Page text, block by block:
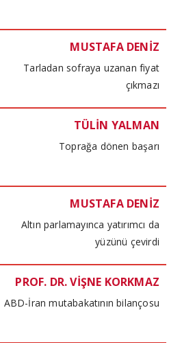
MUSTAFA DENİZ
Tarladan sofraya uzanan fiyat
çıkmazı
TÜLİN YALMAN
Toprağa dönen başarı
MUSTAFA DENİZ
Altın parlamayınca yatırımcı da
yüzünü çevirdi
PROF. DR. VİŞNE KORKMAZ
ABD-İran mutabakatının bilançosu